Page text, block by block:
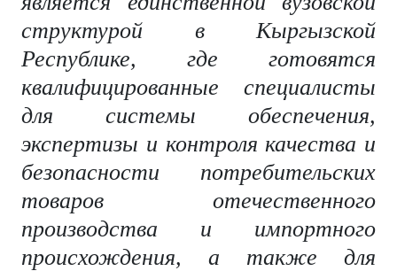
структурой в Кыргызской
Республике, где готовятся
квалифицированные специалисты
для системы обеспечения,
экспертизы и контроля качества и
безопасности потребительских
товаров отечественного
производства и импортного
происхождения, а также для